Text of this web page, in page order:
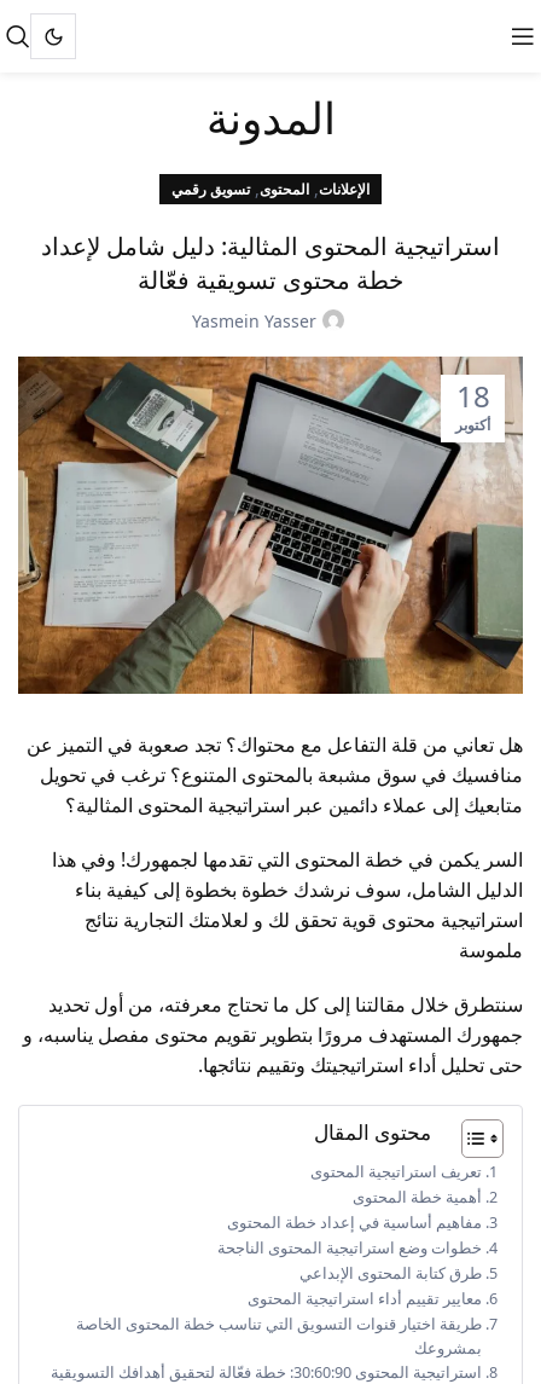
المدونة
الإعلانات, المحتوى,تسويق رقمي
استراتيجية المحتوى المثالية: دليل شامل لإعداد
خطة محتوى تسويقية فعّالة
Yasmein Yasser
18
أكتوبر
هل تعاني من قلة التفاعل مع محتواك؟ تجد صعوبة في التميز عن
منافسيك في سوق مشبعة بالمحتوى المتنوع؟ ترغب في تحويل
متابعيك إلى عملاء دائمين عبر استراتيجية المحتوى المثالية؟
السر يكمن في خطة المحتوى التي تقدمها لجمهورك! وفي هذا
الدليل الشامل، سوف نرشدك خطوة بخطوة إلى كيفية بناء
استراتيجية محتوى قوية تحقق لك و لعلامتك التجارية نتائج
ملموسة
سنتطرق خلال مقالتنا إلى كل ما تحتاج معرفته، من أول تحديد
جمهورك المستهدف مرورًا بتطوير تقويم محتوى مفصل يناسبه، و
حتى تحليل أداء استراتيجيتك وتقييم نتائجها.
محتوى المقال
تعريف استراتيجية المحتوى
أهمية خطة المحتوى
مفاهيم أساسية في إعداد خطة المحتوى
خطوات وضع استراتيجية المحتوى الناجحة
طرق كتابة المحتوى الإبداعي
معايير تقييم أداء استراتيجية المحتوى
طريقة اختيار قنوات التسويق التي تناسب خطة المحتوى الخاصة
بمشروعك
استراتيجية المحتوى 30:60:90: خطة فعّالة لتحقيق أهدافك التسويقية